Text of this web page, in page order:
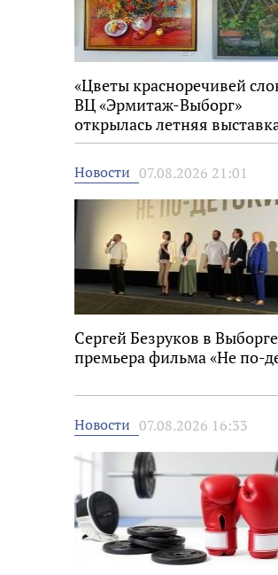
«Цветы красноречивей
ВЦ «Эрмитаж-Выборг»
открылась летняя
Новости 07.08.2026 21:01
Сергей Безруков в
премьера фильма «Не по-
Новости 07.08.2026 16:33